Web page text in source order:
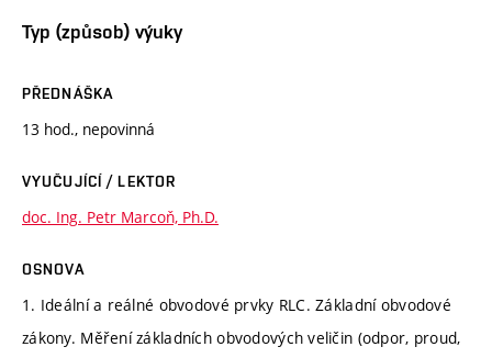
Typ (způsob) výuky
PŘEDNÁŠKA
13 hod., nepovinná
VYUČUJÍCÍ / LEKTOR
doc. Ing. Petr Marcoň, Ph.D.
OSNOVA
1. Ideální a reálné obvodové prvky RLC. Základní obvodové
zákony. Měření základních obvodových veličin (odpor, proud,